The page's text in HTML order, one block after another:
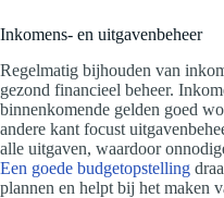
Inkomens- en uitgavenbeheer
Regelmatig bijhouden van
gezond financieel beheer.
binnenkomende gelden goed
andere kant focust
alle uitgaven, waardoor
Een goede budgetopstelling
plannen en helpt bij het maken